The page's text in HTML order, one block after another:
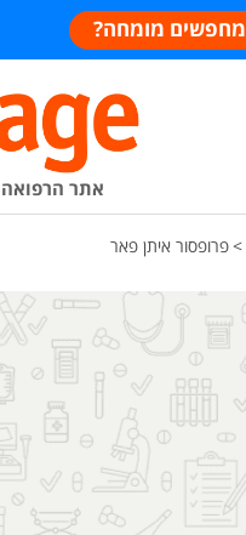
מחפשים מומחה?
אתר
> פרופסור איתן פאר